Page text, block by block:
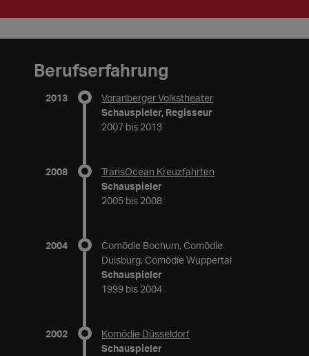
Berufserfahrung
2013
Vorarlberger Volkstheater
Schauspieler, Regisseur
2007 bis 2013
2008
TransOcean Kreuzfahrten
Schauspieler
2005 bis 2008
2004
Comödie Bochum, Comödie
Duisburg, Comödie Wuppertal
Schauspieler
1999 bis 2004
2002
Komödie Düsseldorf
Schauspieler